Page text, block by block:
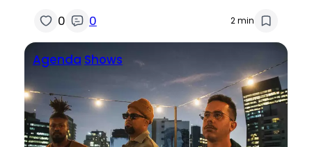
0 0 2 min
Agenda Shows